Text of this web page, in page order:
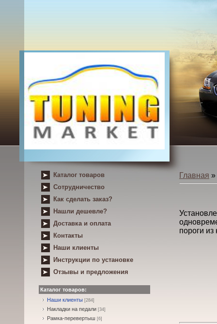
Каталог товаров
Сотрудничество
Как сделать заказ?
Нашли дешевле?
Доставка и оплата
Контакты
Наши клиенты
Инструкции по установке
Отзывы и предложения
Каталог товаров:
Наши клиенты [284]
Накладки на педали [34]
Рамка-перевертыш [6]
Главная »
пороги